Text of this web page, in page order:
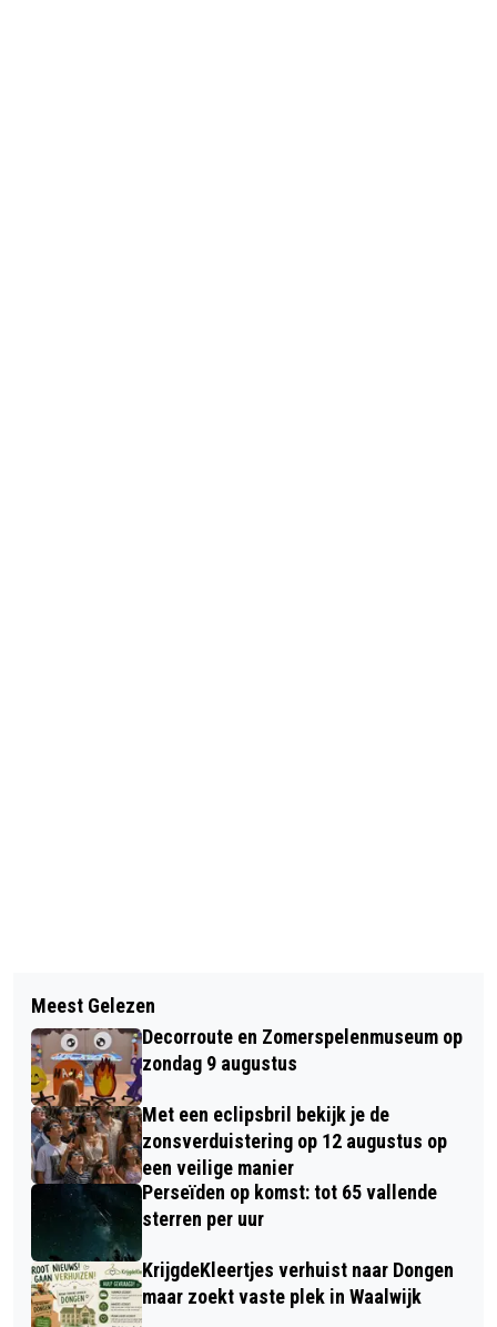
BRABANT CLOUD BEREIKT MIJLPAAL
VAN 100 DEELNEMERS
SUCCESVOLLE MAAND HUIS VAN
LEVENSKUNST BIJ CULTUURHUIS DE
CAMMELEUR
Meest Gelezen
Decorroute en Zomerspelenmuseum op
zondag 9 augustus
Met een eclipsbril bekijk je de
zonsverduistering op 12 augustus op
een veilige manier
Perseïden op komst: tot 65 vallende
sterren per uur
KrijgdeKleertjes verhuist naar Dongen
maar zoekt vaste plek in Waalwijk